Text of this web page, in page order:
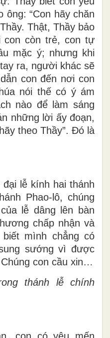
ông: “Con hãy chăn
Thật, Thầy bảo
con còn trẻ, con tự
mặc ý; nhưng khi
ra, người khác sẽ
con đến nơi con
nói thế có ý ám
nào để làm sáng
những lời ấy đoạn,
theo Thầy”. Đó là
lễ kính hai thánh
Phao-lô, chúng
lễ dâng lên bàn
chấp nhận và
mình chẳng có
sướng vì được
con cầu xin…
thánh lễ chính
con có yêu mến